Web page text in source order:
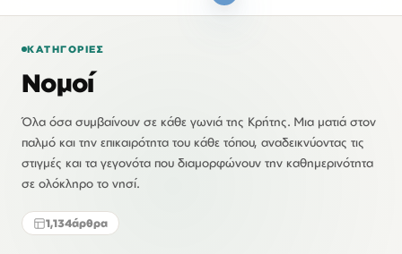
ΚΑΤΗΓΟΡΊΕΣ
Νομοί
Όλα όσα συμβαίνουν σε κάθε γωνιά της Κρήτης. Μια ματιά στον
παλμό και την επικαιρότητα του κάθε τόπου, αναδεικνύοντας τις
στιγμές και τα γεγονότα που διαμορφώνουν την καθημερινότητα
σε ολόκληρο το νησί.
1,134άρθρα